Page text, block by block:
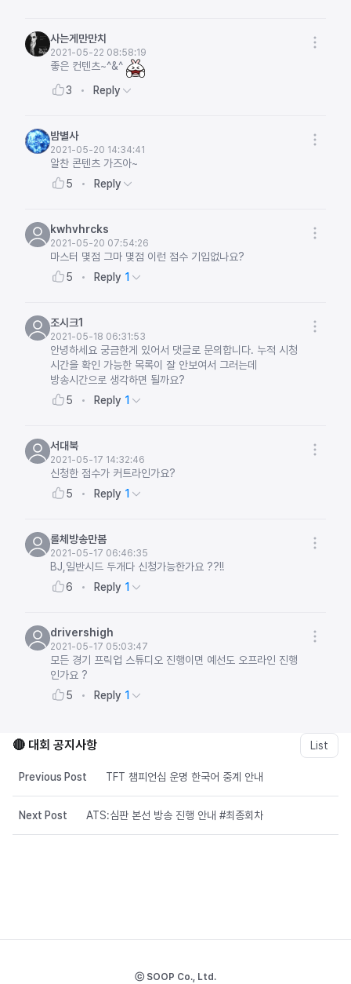
사는게만만치
2021-05-22 08:58:19
좋은 컨텐츠~^&^
3
Reply
밤별사
2021-05-20 14:34:41
알찬 콘텐츠 가즈아~
5
Reply
kwhvhrcks
2021-05-20 07:54:26
마스터 몇점 그마 몇점 이런 점수 기입없나요?
5
Reply 1
조시크1
2021-05-18 06:31:53
안녕하세요 궁금한게 있어서 댓글로 문의합니다. 누적 시청
시간을 확인 가능한 목록이 잘 안보여서 그러는데
방송시간으로 생각하면 될까요?
5
Reply 1
서대북
2021-05-17 14:32:46
신청한 점수가 커트라인가요?
5
Reply 1
롤체방송만봄
2021-05-17 06:46:35
BJ,일반시드 두개다 신청가능한가요 ??!!
6
Reply 1
drivershigh
2021-05-17 05:03:47
모든 경기 프릭업 스튜디오 진행이면 예선도 오프라인 진행
인가요 ?
5
Reply 1
🔴 대회 공지사항 List
Previous Post TFT 챔피언십 운명 한국어 중계 안내
Next Post ATS:심판 본선 방송 진행 안내 #최종회차
ⓒ SOOP Co., Ltd.